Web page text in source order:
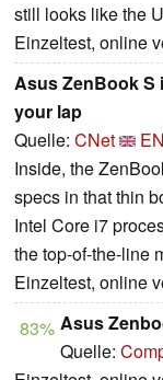
still looks like the
Einzeltest, online
Asus ZenBook S
your lap
Quelle: CNet
Inside, the
specs in that thin
Intel Core i7
the top-of-the-line
Einzeltest, online
83% Asus
Quelle: